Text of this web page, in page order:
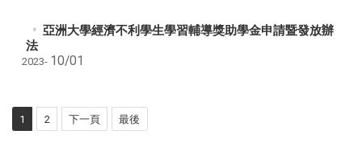
亞洲大學經濟不利學生學習輔導獎助學金申請暨發放辦
法
2023- 10/01
1 2 下一頁 最後